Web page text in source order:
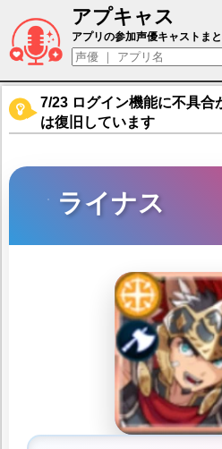
アプキャス
ライナス（声優：
アプリの参加声優キャストま
7/23 ログイン機能に不具合
は復旧しています
ライナス